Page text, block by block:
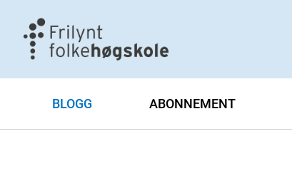
BLOGG ABONNEMENT